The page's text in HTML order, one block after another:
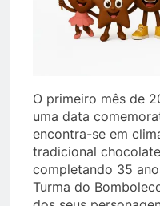
O primeiro mês de
uma data
encontra-se em
tradicional
completando 35
Turma do